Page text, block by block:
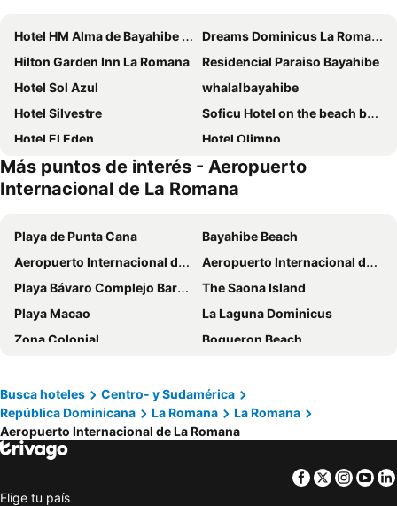
Hotel HM Alma de Bayahibe - Adults Only - All Inclusive
Dreams Dominicus La Romana
Hilton Garden Inn La Romana
Residencial Paraiso Bayahibe
Hotel Sol Azul
whala!bayahibe
Hotel Silvestre
Soficu Hotel on the beach bayahibe
Hotel El Eden
Hotel Olimpo
Hotel Villa Iguana
Alkquimia Lounge And Bar
Glamour Hotel
Hotel La Romana Center
Nuovo Hotel Playa Catalina
Onyx luxury rd
La Casona MC
Vanilla House
Dreams La Romana All Inclusive Resort & Spa
Hotel El Dorado
Más puntos de interés - Aeropuerto
Internacional de La Romana
Playa de Punta Cana
Bayahibe Beach
Aeropuerto Internacional de Punta Cana
Aeropuerto Internacional de La Romana
Playa Bávaro Complejo Barceló Bávaro
The Saona Island
Playa Macao
La Laguna Dominicus
Zona Colonial
Boqueron Beach
Altos de Chavon
Isla Catalina
Basílica Nuestra Señora de La Altagracia
Cueva Fun Fun
Guayacanes
Arena Gorda Iberostar
Mercado El Cortecito
Gabi's Ranch
Busca hoteles
Centro- y Sudamérica
República Dominicana
La Romana
La Romana
Aeropuerto Internacional de La Romana
Facebook
Twitter
Elige tu país